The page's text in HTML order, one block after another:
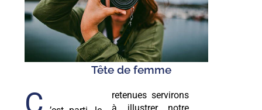
Tête de femme
retenues servirons